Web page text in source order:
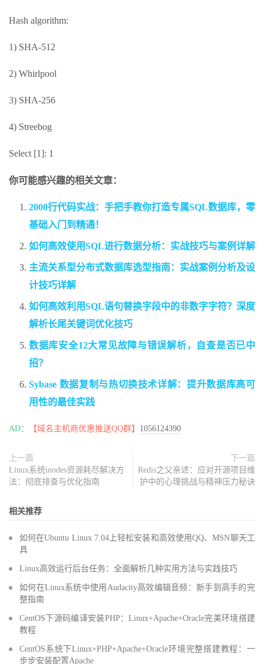
Hash algorithm:
1) SHA-512
2) Whirlpool
3) SHA-256
4) Streebog
Select [1]: 1
你可能感兴趣的相关文章：
2000行代码实战：手把手教你打造专属SQL数据库，零
基础入门到精通！
如何高效使用SQL进行数据分析：实战技巧与案例详解
主流关系型分布式数据库选型指南：实战案例分析及设
计技巧详解
如何高效利用SQL语句替换字段中的非数字字符？深度
解析长尾关键词优化技巧
数据库安全12大常见故障与错误解析，自查是否已中
招？
Sybase 数据复制与热切换技术详解：提升数据库高可
用性的最佳实践
AD： 【域名主机商优惠推送QQ群】 1056124390
上一篇
Linux系统inodes资源耗尽解决方
法：彻底排查与优化指南
下一篇
Redis之父亲述：应对开源项目维
护中的心理挑战与精神压力秘诀
相关推荐
如何在Ubuntu Linux 7.04上轻松安装和高效使用QQ、MSN聊天工
具
Linux高效运行后台任务：全面解析几种实用方法与实践技巧
如何在Linux系统中使用Audacity高效编辑音频：新手到高手的完
整指南
CentOS下源码编译安装PHP：Linux+Apache+Oracle完美环境搭建
教程
CentOS系统下Linux+PHP+Apache+Oracle环境完整搭建教程：一
步步安装配置Apache